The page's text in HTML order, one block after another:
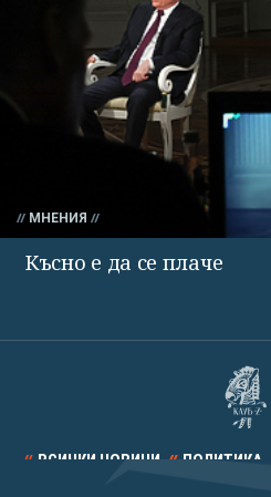
МНЕНИЯ
Късно е да се плаче
ВСИЧКИ НОВИНИ ПОЛИТИКА